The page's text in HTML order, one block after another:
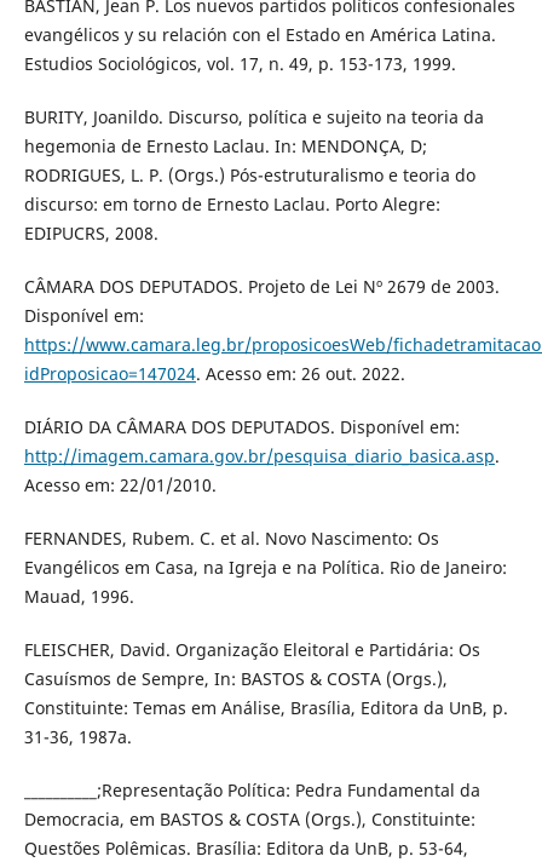
BASTIAN, Jean P. Los nuevos partidos políticos confesionales
evangélicos y su relación con el Estado en América Latina.
Estudios Sociológicos, vol. 17, n. 49, p. 153-173, 1999.
BURITY, Joanildo. Discurso, política e sujeito na teoria da
hegemonia de Ernesto Laclau. In: MENDONÇA, D;
RODRIGUES, L. P. (Orgs.) Pós-estruturalismo e teoria do
discurso: em torno de Ernesto Laclau. Porto Alegre:
EDIPUCRS, 2008.
CÂMARA DOS DEPUTADOS. Projeto de Lei Nº 2679 de 2003.
Disponível em:
https://www.camara.leg.br/proposicoesWeb/
idProposicao=147024. Acesso em: 26 out. 2022.
DIÁRIO DA CÂMARA DOS DEPUTADOS. Disponível em:
http://imagem.camara.gov.br/pesquisa_diario_basica.asp.
Acesso em: 22/01/2010.
FERNANDES, Rubem. C. et al. Novo Nascimento: Os
Evangélicos em Casa, na Igreja e na Política. Rio de Janeiro:
Mauad, 1996.
FLEISCHER, David. Organização Eleitoral e Partidária: Os
Casuísmos de Sempre, In: BASTOS & COSTA (Orgs.),
Constituinte: Temas em Análise, Brasília, Editora da UnB, p.
31-36, 1987a.
__________;Representação Política: Pedra Fundamental da
Democracia, em BASTOS & COSTA (Orgs.), Constituinte:
Questões Polêmicas. Brasília: Editora da UnB, p. 53-64,